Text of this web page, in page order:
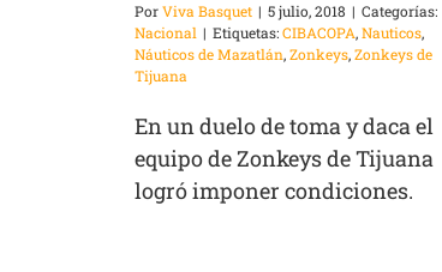
PorViva Basquet | 5 julio, 2018 | Categorías:
Nacional | Etiquetas:CIBACOPA,Nauticos,
Náuticos de Mazatlán,Zonkeys,Zonkeys de
Tijuana
En un duelo de toma y daca el
equipo de Zonkeys de Tijuana
logró imponer condiciones.